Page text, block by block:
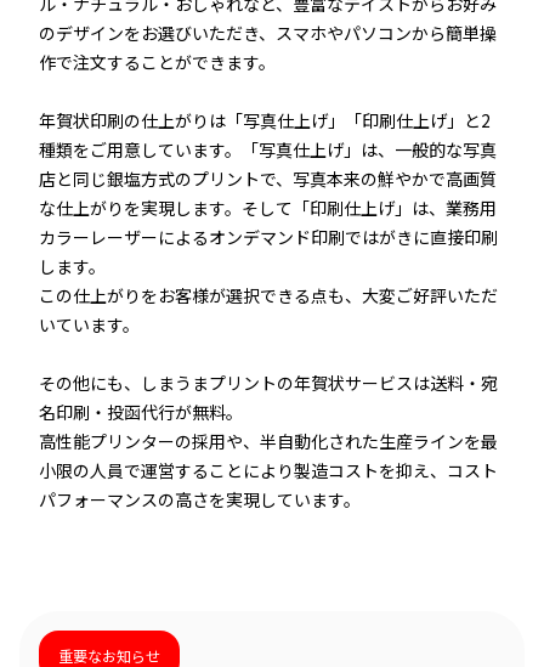
のデザインをお選びいただき、スマホやパソコンから簡単操
作で注文することができます。
年賀状印刷の仕上がりは「写真仕上げ」「印刷仕上げ」と2
種類をご用意しています。「写真仕上げ」は、一般的な写真
店と同じ銀塩方式のプリントで、写真本来の鮮やかで高画質
な仕上がりを実現します。そして「印刷仕上げ」は、業務用
カラーレーザーによるオンデマンド印刷ではがきに直接印刷
します。
この仕上がりをお客様が選択できる点も、大変ご好評いただ
いています。
その他にも、しまうまプリントの年賀状サービスは送料・宛
名印刷・投函代行が無料。
高性能プリンターの採用や、半自動化された生産ラインを最
小限の人員で運営することにより製造コストを抑え、コスト
パフォーマンスの高さを実現しています。
重要なお知らせ